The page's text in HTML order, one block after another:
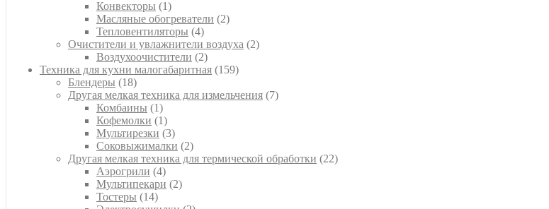
Конвекторы 11
товар
Масляные обогреватели 22
Тепловентиляторы 44
товара
Очистители и увлажнители воздуха 22
Воздухоочистители 22
товара
Техника для кухни малогабаритная 159159
Блендеры 1818
товаров
Другая мелкая техника для измельчения 77
Комбаины 11
товар
Кофемолки 11
товар
Мультирезки 33
товара
Соковыжималки 22
товара
Другая мелкая техника для термической обработки 2222
Аэрогрили 44
товара
Мультипекари 22
Тостеры 1414